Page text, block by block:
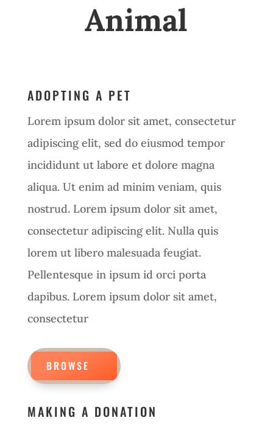
Animal
ADOPTING A PET
Lorem ipsum dolor sit amet, consectetur
adipiscing elit, sed do eiusmod tempor
incididunt ut labore et dolore magna
aliqua. Ut enim ad minim veniam, quis
nostrud. Lorem ipsum dolor sit amet,
consectetur adipiscing elit. Nulla quis
lorem ut libero malesuada feugiat.
Pellentesque in ipsum id orci porta
dapibus. Lorem ipsum dolor sit amet,
consectetur
BROWSE
MAKING A DONATION